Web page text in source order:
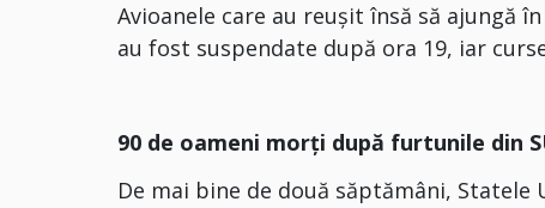
Avioanele care au reuşit însă să ajungă
au fost suspendate după ora 19, iar
90 de oameni morţi după furtunile din
De mai bine de două săptămâni,